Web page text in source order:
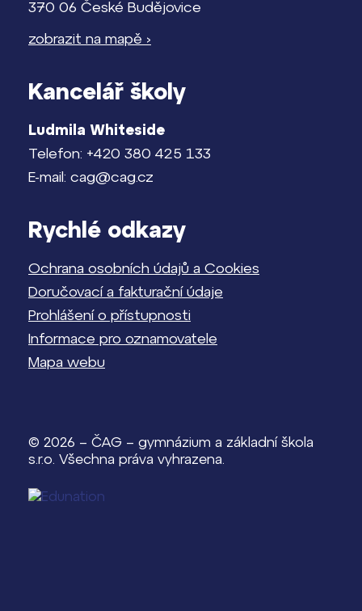
370 06 České Budějovice
zobrazit na mapě ›
Kancelář školy
Ludmila Whiteside
Telefon: +420 380 425 133
E-mail: cag@cag.cz
Rychlé odkazy
Ochrana osobních údajů a Cookies
Doručovací a fakturační údaje
Prohlášení o přístupnosti
Informace pro oznamovatele
Mapa webu
© 2026 – ČAG – gymnázium a základní škola
s.r.o. Všechna práva vyhrazena.